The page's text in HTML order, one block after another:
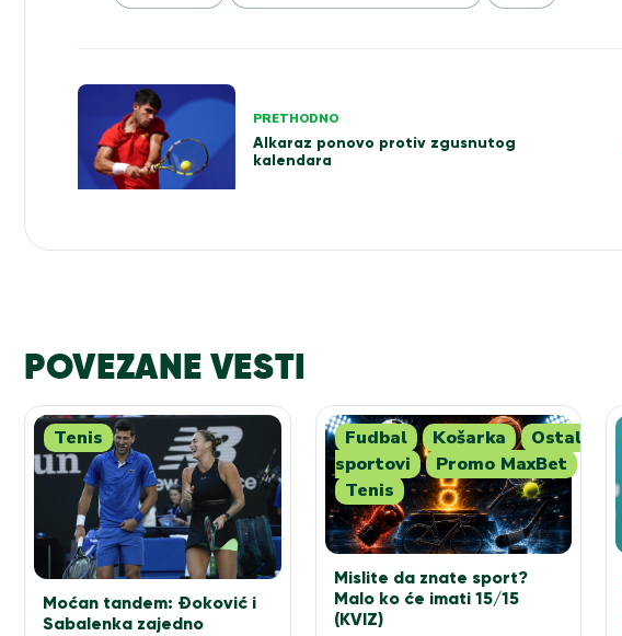
Kretanje
članka
PRETHODNO
Alkaraz ponovo protiv zgusnutog
kalendara
POVEZANE VESTI
Tenis
Moćan tandem: Đoković i
Sabalenka zajedno
Fudbal Košarka
Ostali
sportovi
Promo MaxBet
Tenis
Mislite da znate sport?
Malo ko će imati 15/15
(KVIZ)